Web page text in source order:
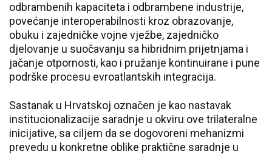
odbrambenih kapaciteta i odbrambene industrije,
povećanje interoperabilnosti kroz obrazovanje,
obuku i zajedničke vojne vježbe, zajedničko
djelovanje u suočavanju sa hibridnim prijetnjama i
jačanje otpornosti, kao i pružanje kontinuirane i pune
podrške procesu evroatlantskih integracija.
Sastanak u Hrvatskoj označen je kao nastavak
institucionalizacije saradnje u okviru ove trilateralne
inicijative, sa ciljem da se dogovoreni mehanizmi
prevedu u konkretne oblike praktične saradnje u